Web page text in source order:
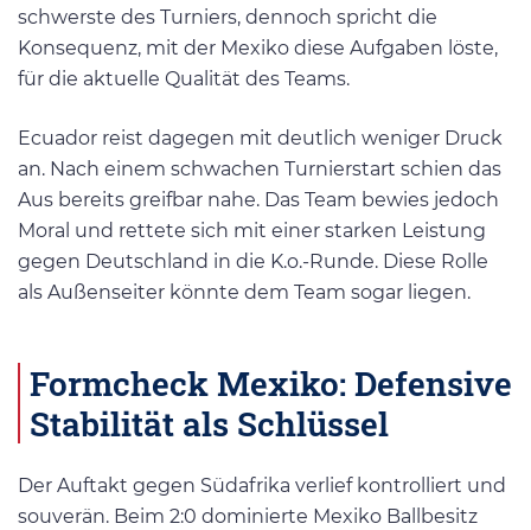
schwerste des Turniers, dennoch spricht die
Konsequenz, mit der Mexiko diese Aufgaben löste,
für die aktuelle Qualität des Teams.
Ecuador reist dagegen mit deutlich weniger Druck
an. Nach einem schwachen Turnierstart schien das
Aus bereits greifbar nahe. Das Team bewies jedoch
Moral und rettete sich mit einer starken Leistung
gegen Deutschland in die K.o.-Runde. Diese Rolle
als Außenseiter könnte dem Team sogar liegen.
Formcheck Mexiko: Defensive
Stabilität als Schlüssel
Der Auftakt gegen Südafrika verlief kontrolliert und
souverän. Beim 2:0 dominierte Mexiko Ballbesitz